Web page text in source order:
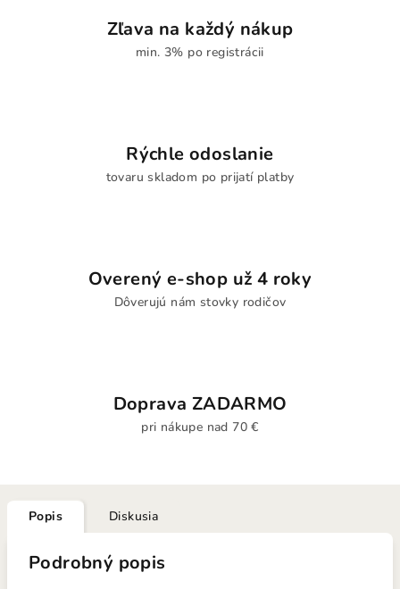
Zľava na každý nákup
min. 3% po registrácii
Rýchle odoslanie
tovaru skladom po prijatí platby
Overený e-shop už 4 roky
Dôverujú nám stovky rodičov
Doprava ZADARMO
pri nákupe nad 70 €
Popis Diskusia
Podrobný popis